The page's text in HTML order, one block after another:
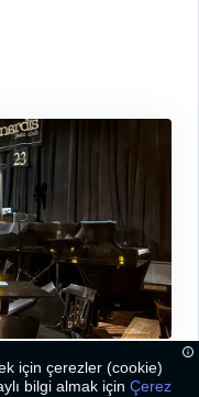
için çerezler (cookie)
bilgi almak için Çerez